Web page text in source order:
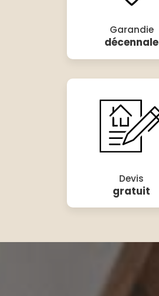
Garandie
décennale
Devis
gratuit